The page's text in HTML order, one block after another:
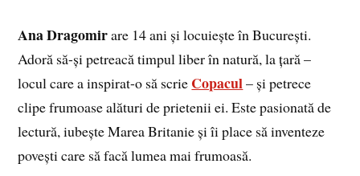
Ana Dragomirare 14 ani și locuiește în București.
Adoră să-și petreacă timpul liber în natură, la țară –
locul care a inspirat-o să scrie Copacul– și petrece
clipe frumoase alături de prietenii ei. Este pasionată de
lectură, iubește Marea Britanie și îi place să inventeze
povești care să facă lumea mai frumoasă.